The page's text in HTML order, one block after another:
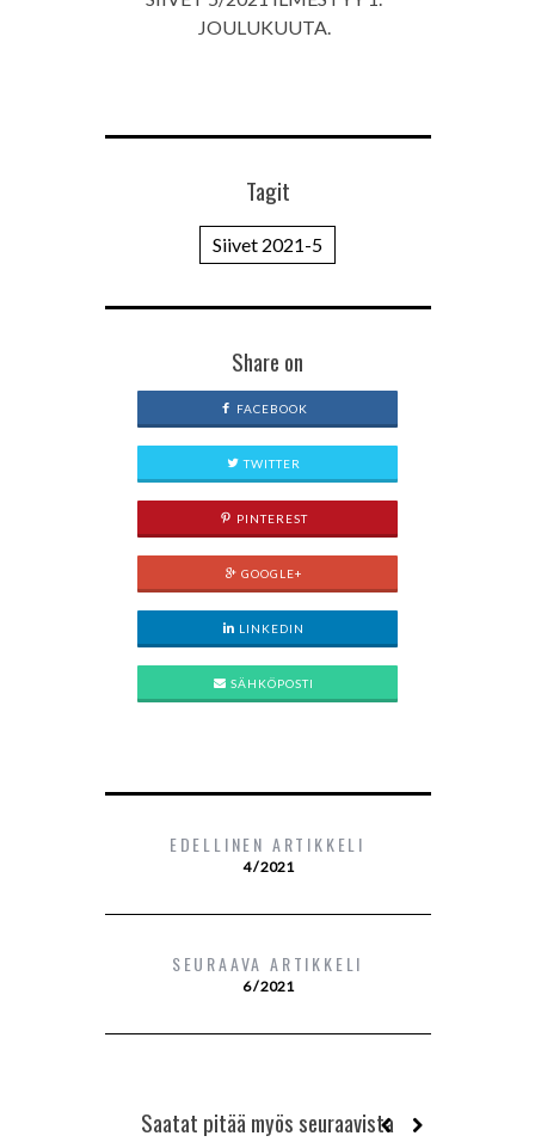
JOULUKUUTA.
Tagit
Siivet 2021-5
Share on
FACEBOOK
TWITTER
PINTEREST
GOOGLE+
LINKEDIN
SÄHKÖPOSTI
EDELLINEN ARTIKKELI
4 / 2021
SEURAAVA ARTIKKELI
6 / 2021
Saatat pitää myös seuraavista